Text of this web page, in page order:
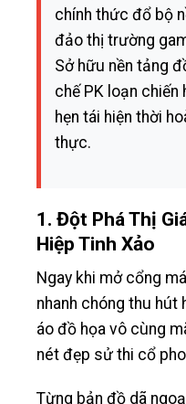
chính thức đổ bộ
đảo thị trường
Sở hữu nền tảng
chế PK loạn
hẹn tái hiện thời
thực.
1. Đột Phá Thị
Hiệp Tinh Xảo
Ngay khi mở cổng
nhanh chóng thu hút
áo đồ họa vô cùng
nét đẹp sử thi cổ
Từng bản đồ dã